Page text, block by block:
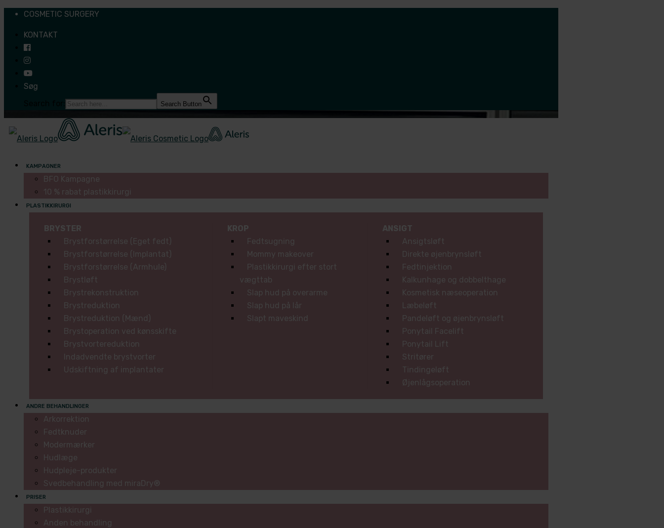
COSMETIC SURGERY
KONTAKT
Søg
Search Button
KAMPAGNER
BFO Kampagne
10 % rabat plastikkirurgi
PLASTIKKIRURGI
BRYSTER
Brystforstørrelse (Eget fedt)
Brystforstørrelse (Implantat)
Brystforstørrelse (Armhule)
Brystløft
Brystrekonstruktion
Brystreduktion
Brystreduktion (Mænd)
Brystoperation ved kønsskifte
Brystvortereduktion
Indadvendte brystvorter
Udskiftning af implantater
KROP
Fedtsugning
Mommy makeover
Plastikkirurgi efter stort
vægttab
Slap hud på overarme
Slap hud på lår
Slapt maveskind
ANSIGT
Ansigtsløft
Direkte øjenbrynsløft
Fedtinjektion
Kalkunhage og dobbelthage
Kosmetisk næseoperation
Læbeløft
Pandeløft og øjenbrynsløft
Ponytail Facelift
Ponytail Lift
Stritører
Tindingeløft
Øjenlågsoperation
ANDRE BEHANDLINGER
Arkorrektion
Fedtknuder
Modermærker
Hudlæge
Hudpleje-produkter
Svedbehandling med miraDry®
PRISER
Plastikkirurgi
Anden behandling